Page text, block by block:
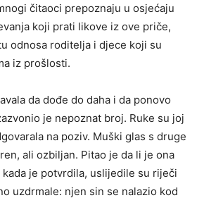
čitaoci prepoznaju u osjećaju
koji prati likove iz ove priče,
odnosa roditelja i djece koji su
iz prošlosti.
da dođe do daha i da ponovo
je nepoznat broj. Ruke su joj
na poziv. Muški glas s druge
ali ozbiljan. Pitao je da li je ona
kada je potvrdila, uslijedile su riječi
uzdrmale: njen sin se nalazio kod